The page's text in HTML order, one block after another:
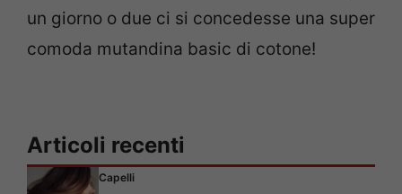
un giorno o due ci si concedesse una super
comoda mutandina basic di cotone!
Articoli recenti
Capelli